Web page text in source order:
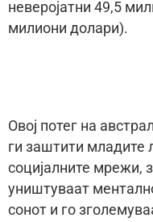
неверојатни 49,5
милиони долари).
Овој потег на
ги заштити младите
социјалните мрежи,
уништуваат
сонот и го